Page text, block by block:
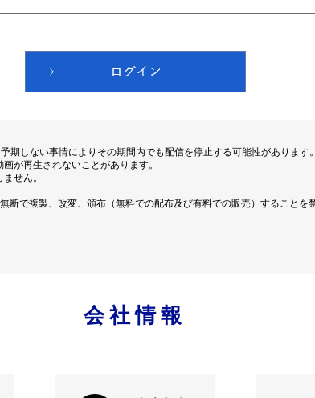
期しない事情によりその期間内でも配信を停止する可能性があります。
が再生されないことがあります。
せん。
で複製、改変、頒布（無料での配布及び有料での販売）することを
会社情報